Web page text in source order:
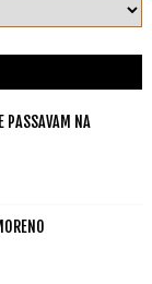
PASSAVAM NA